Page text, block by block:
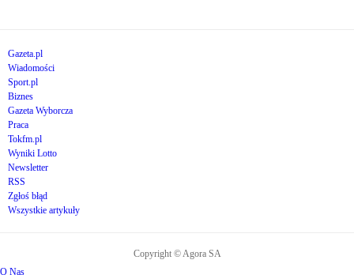
Gazeta.pl
Wiadomości
Sport.pl
Biznes
Gazeta Wyborcza
Praca
Tokfm.pl
Wyniki Lotto
Newsletter
RSS
Zgłoś błąd
Wszystkie artykuły
Copyright © Agora SA
O Nas